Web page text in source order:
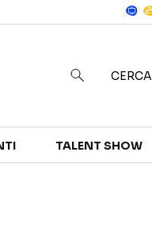
CERCA
TALENT SHOW